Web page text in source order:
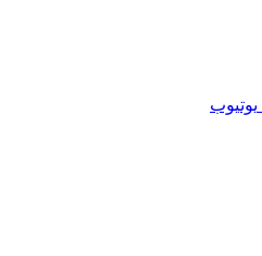
يوتيوب